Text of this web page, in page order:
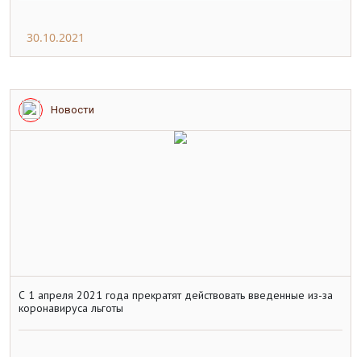
30.10.2021
Новости
С 1 апреля 2021 года прекратят действовать введенные из-за
коронавируса льготы